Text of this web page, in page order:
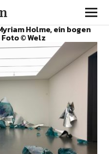
Holme, ein bogen
© Welz